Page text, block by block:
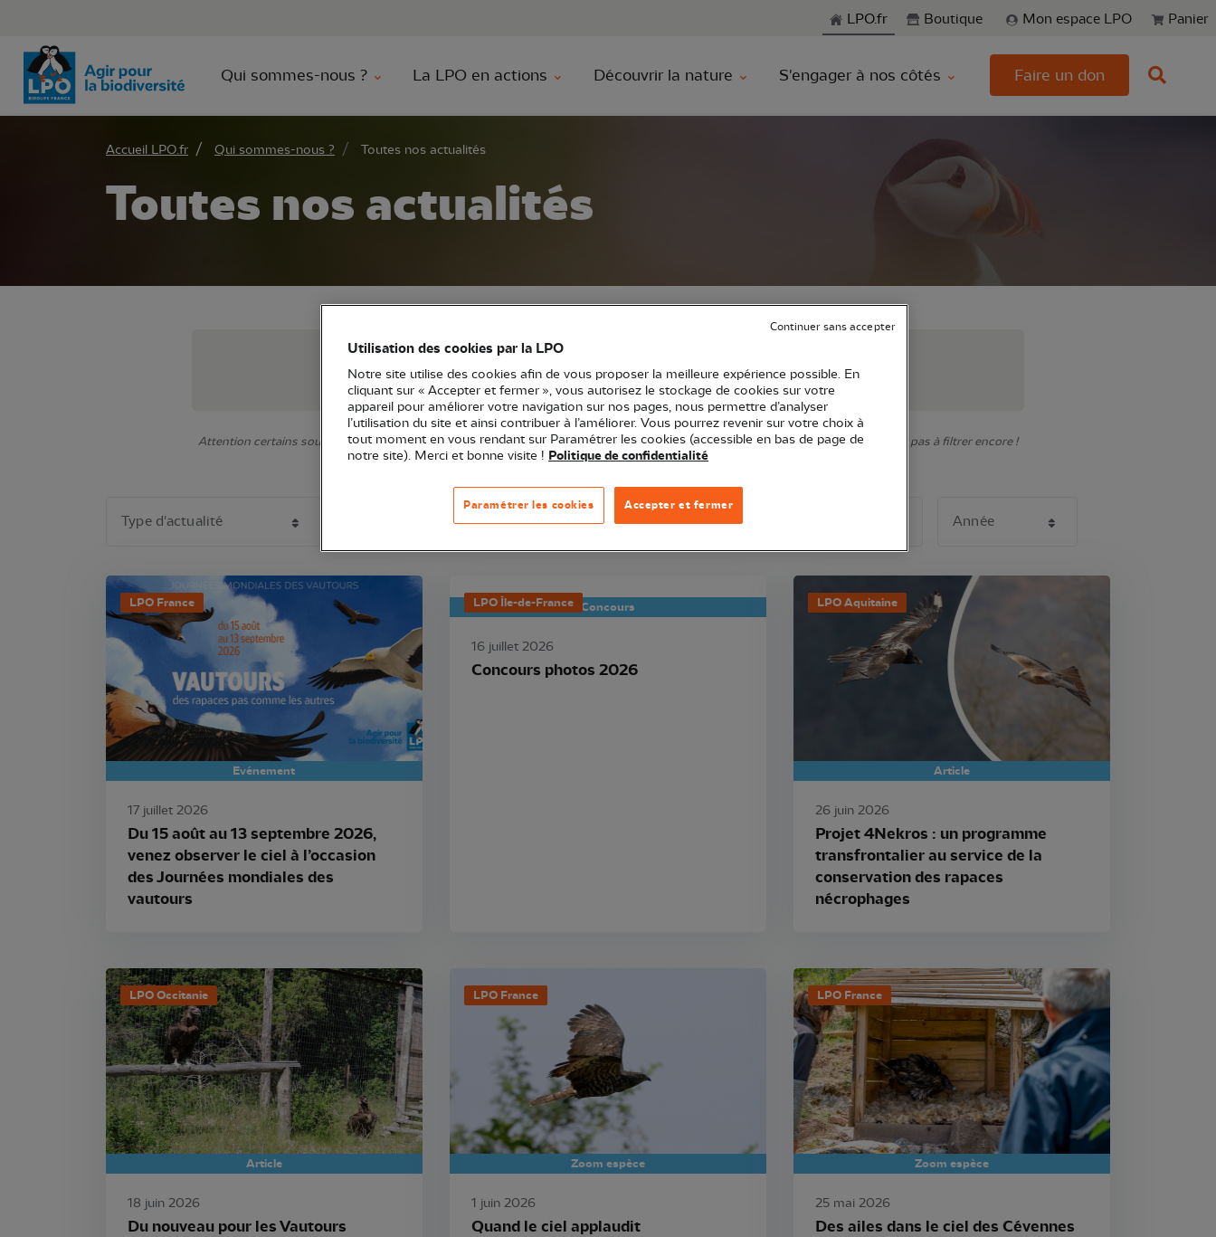
Aller à la rechercheLPO.fr Boutique Mon espace LPO Panier
Qui sommes-nous ? La LPO en actions Découvrir la nature S'engager à nos côtés Faire un don
Accueil LPO.fr Qui sommes-nous ? Toutes nos actualités
Toutes nos actualités
Voici la liste des actus de la LPO, pensez à filtrer !!
Attention certains sous-éléments ne s'affichent qu'après avoir re-cliqué sur la catégorie que vous venez de sélectionner. N'hésitez pas à filtrer encore !
LPO France
Evénement
17 juillet 2026
Du 15 août au 13 septembre 2026,
venez observer le ciel à l’occasion
des Journées mondiales des
vautours
LPO Île-de-France Concours
16 juillet 2026
Concours photos 2026
LPO Aquitaine
Article
26 juin 2026
Projet 4Nekros : un programme
transfrontalier au service de la
conservation des rapaces
nécrophages
LPO Occitanie
Article
18 juin 2026
Du nouveau pour les Vautours
LPO France
Zoom espèce
1 juin 2026
Quand le ciel applaudit
LPO France
Zoom espèce
25 mai 2026
Des ailes dans le ciel des Cévennes
Utilisation des cookies par la LPO
Notre site utilise des cookies afin de vous proposer la meilleure expérience possible. En
cliquant sur « Accepter et fermer », vous autorisez le stockage de cookies sur votre
appareil pour améliorer votre navigation sur nos pages, nous permettre d’analyser
l’utilisation du site et ainsi contribuer à l’améliorer. Vous pourrez revenir sur votre choix à
tout moment en vous rendant sur Paramétrer les cookies (accessible en bas de page de
notre site). Merci et bonne visite ! Politique de confidentialité
Accepter et fermer
Paramétrer les cookies
Continuer sans accepter